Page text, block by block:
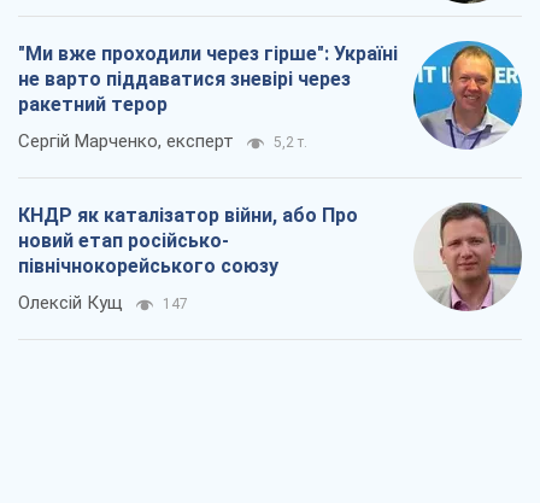
"Ми вже проходили через гірше": Україні
не варто піддаватися зневірі через
ракетний терор
Сергій Марченко, експерт 5,2 т.
КНДР як каталізатор війни, або Про
новий етап російсько-
північнокорейського союзу
Олексій Кущ 147